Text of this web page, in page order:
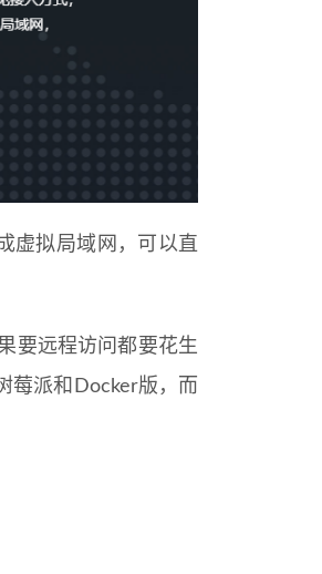
虚拟局域网，可以直
要远程访问都要花生
莓派和Docker版，而